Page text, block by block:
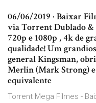
06/06/2019 · Baixar
via Torrent Dublado
720p e 1080p , 4k de
qualidade! Um
general Kingsman,
Merlin (Mark Strong)
equivalente
Torrent Mega Filmes -